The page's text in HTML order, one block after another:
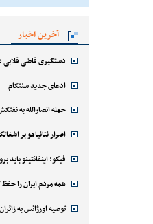
آخرین اخبار
دستگیری قاضی قلابی
ادعای جدید سنتکام
حمله انصارالله به
اصرار نتانیاهو بر
فیگو: اینفانتینو باید
همه مردم ایران را
توصیه اورژانس به